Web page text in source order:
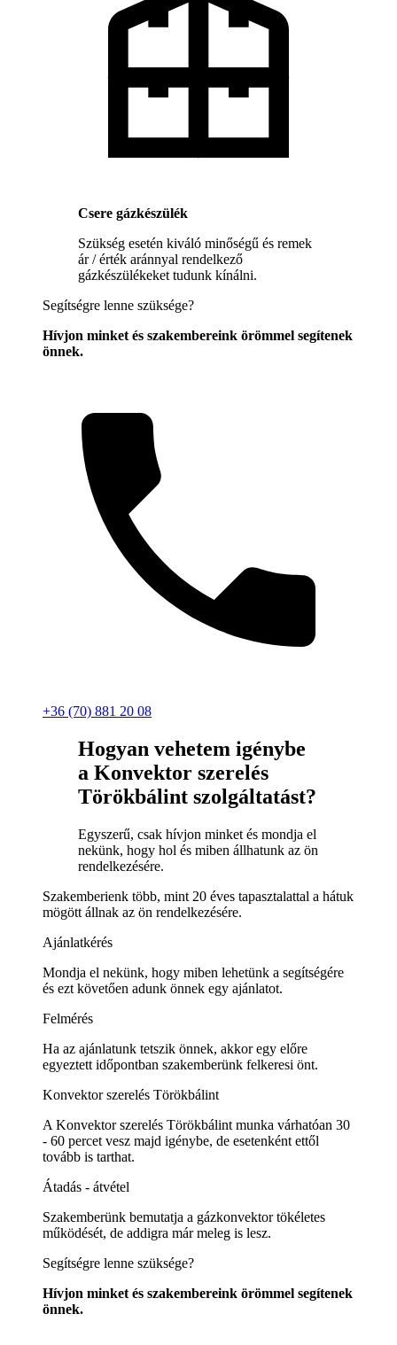
Csere gázkészülék
Szükség esetén kiváló minőségű és remek
ár / érték aránnyal rendelkező
gázkészülékeket tudunk kínálni.
Segítségre lenne szüksége?
Hívjon minket és szakembereink örömmel segítenek
önnek.
+36 (70) 881 20 08
Hogyan vehetem igénybe
a Konvektor szerelés
Törökbálint szolgáltatást?
Egyszerű, csak hívjon minket és mondja el
nekünk, hogy hol és miben állhatunk az ön
rendelkezésére.
Szakemberienk több, mint 20 éves tapasztalattal a hátuk
mögött állnak az ön rendelkezésére.
Ajánlatkérés
Mondja el nekünk, hogy miben lehetünk a segítségére
és ezt követően adunk önnek egy ajánlatot.
Felmérés
Ha az ajánlatunk tetszik önnek, akkor egy előre
egyeztett időpontban szakemberünk felkeresi önt.
Konvektor szerelés Törökbálint
A Konvektor szerelés Törökbálint munka várhatóan 30
- 60 percet vesz majd igénybe, de esetenként ettől
tovább is tarthat.
Átadás - átvétel
Szakemberünk bemutatja a gázkonvektor tökéletes
működését, de addigra már meleg is lesz.
Segítségre lenne szüksége?
Hívjon minket és szakembereink örömmel segítenek
önnek.